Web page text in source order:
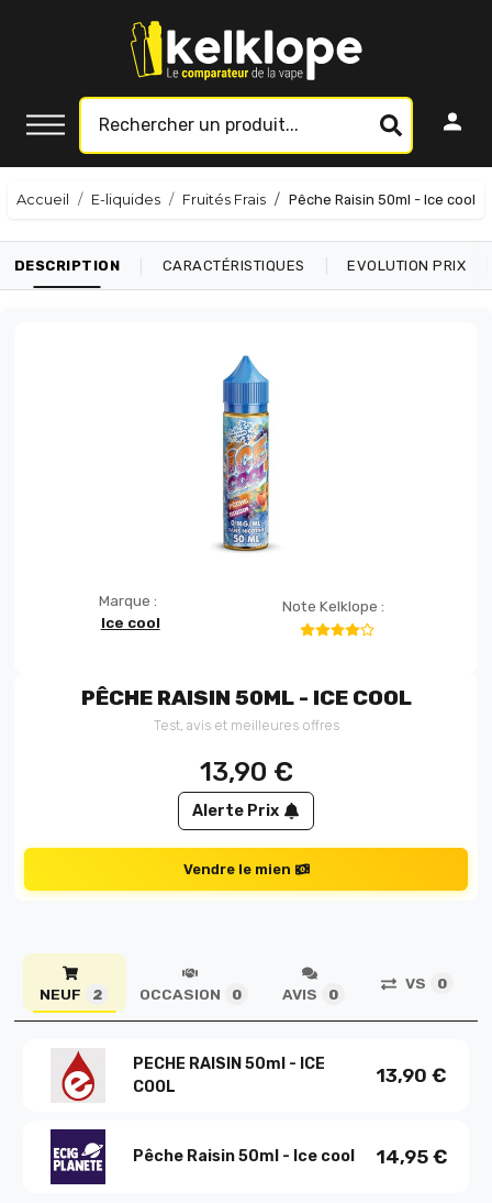
Accueil E-liquides Fruités Frais Pêche Raisin 50ml - Ice cool
DESCRIPTION CARACTÉRISTIQUES EVOLUTION PRIX
Marque :
Ice cool
Note Kelklope :
PÊCHE RAISIN 50ML - ICE COOL
Test, avis et meilleures offres
13,90 €
Alerte Prix
Vendre le mien
NEUF 2 OCCASION 0 AVIS 0
VS 0
PECHE RAISIN 50ml - ICE
COOL
13,90 €
Pêche Raisin 50ml - Ice cool 14,95€